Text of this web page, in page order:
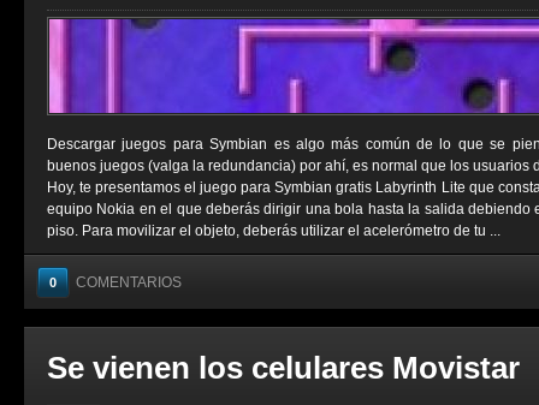
Descargar juegos para Symbian es algo más común de lo que se
buenos juegos (valga la redundancia) por ahí, es normal que los usuarios
Hoy, te presentamos el juego para Symbian gratis Labyrinth Lite que
equipo Nokia en el que deberás dirigir una bola hasta la salida debiendo
piso. Para movilizar el objeto, deberás utilizar el acelerómetro de tu ...
0 COMENTARIOS
Se vienen los celulares Movistar